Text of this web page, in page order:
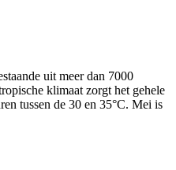
uit meer dan 7000
klimaat zorgt het gehele
tussen de 30 en 35°C. Mei is